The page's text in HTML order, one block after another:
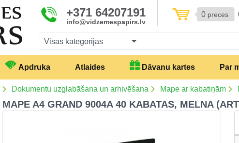
+371 64207191
info@vidzemespapirs.lv
0 preces
Visas kategorijas
Apdruka Atlaides Dāvanu kartes Par
Dokumentu uzglabāšana un arhivēšana Mape ar kabatiņām
MAPE A4 GRAND 9004A 40 KABATAS, MELNA